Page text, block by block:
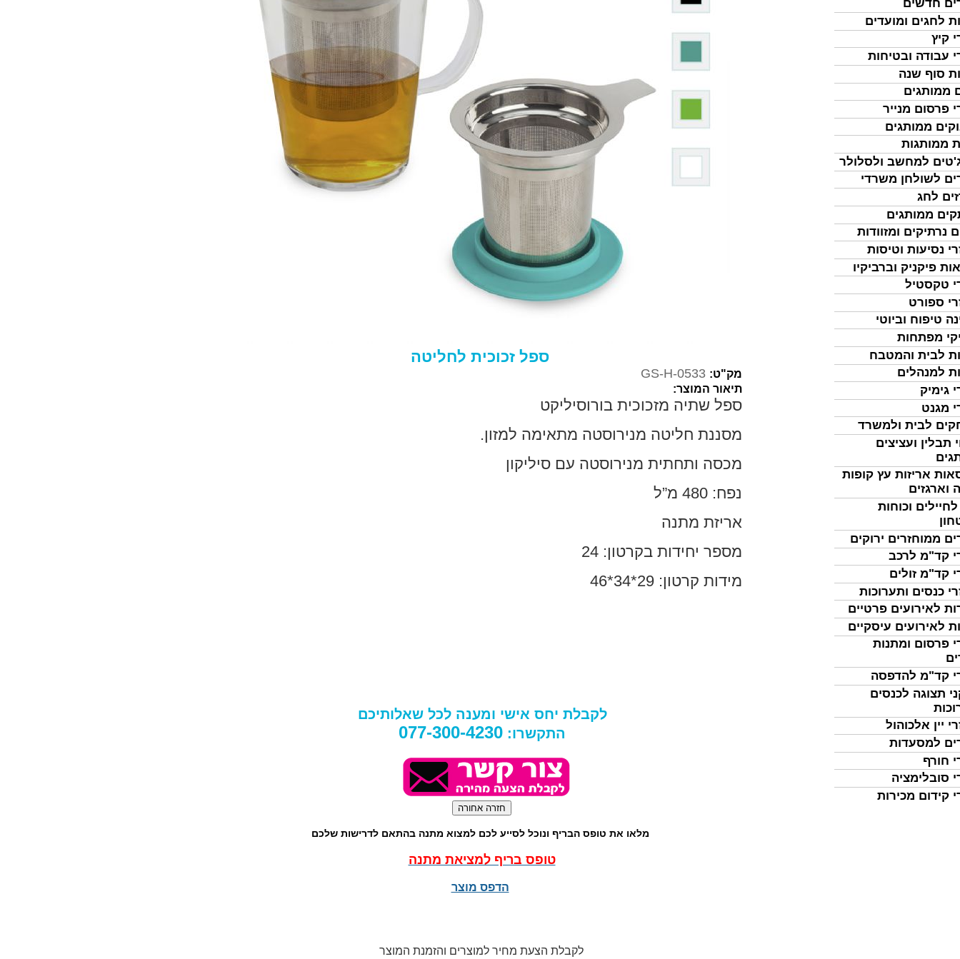
חדשים
לחגים ומועדים
קיץ
עבודה ובטיחות
סוף שנה
ממותגים
פרסום מנייר
ממותגים
ממותגות
למחשב ולסלולר
לשולחן משרדי
לחג
ממותגים
נרתיקים ומזוודות
נסיעות וטיסות
פיקניק וברביקיו
טקסטיל
ספורט
טיפוח וביוטי
מפתחות
לבית והמטבח
למנהלים
גימיק
מגנט
לבית ולמשרד
תבלין ועציצים
אריזות עץ קופות
וארגזים
לחיילים וכוחות
ממוחזרים ירוקים
קד"מ לרכב
קד"מ זולים
כנסים ותערוכות
לאירועים פרטיים
לאירועים עיסקיים
פרסום ומתנות
קד"מ להדפסה
תצוגה לכנסים
יין אלכוהול
למסעדות
חורף
סובלימציה
קידום מכירות
ספל זכוכית לחליטה
מק"ט: GS-H-0533
תיאור המוצר:
ספל שתיה מזכוכית בורוסיליקט
מסננת חליטה מנירוסטה מתאימה למזון.
מכסה ותחתית מנירוסטה עם סיליקון
נפח: 480 מ”ל
אריזת מתנה
מספר יחידות בקרטון: 24
מידות קרטון: 29*34*46
לקבלת יחס אישי ומענה לכל שאלותיכם
התקשרו: 077-300-4230
מלאו את טופס הבריף ונוכל לסייע לכם למצוא מתנה בהתאם לדרישות שלכם
טופס בריף למציאת מתנה
הדפס מוצר
לקבלת הצעת מחיר למוצרים והזמנת המוצר